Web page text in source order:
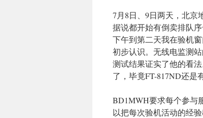
7月8日、9日两天，北京
据说都开始有倒卖排队
下午到第二天我在验机
初步认识。无线电监测
测试结果证实了他的看
了，毕竟FT-817ND还是
BD1MWH要求每个参与
以把每次验机活动的经